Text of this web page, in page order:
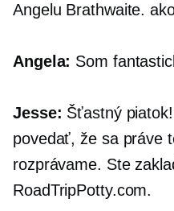
Angelu Brathwaite.
Angela: Som
Jesse: Šťastný
povedať, že sa práve
rozprávame. Ste
RoadTripPotty.com.